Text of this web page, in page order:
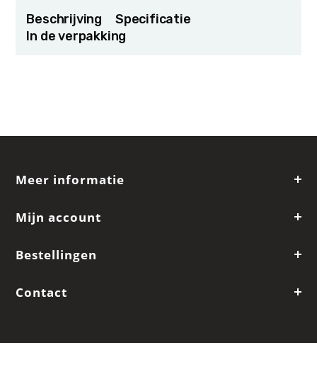
Beschrijving
Specificatie
In de verpakking
Meer informatie
Mijn account
Bestellingen
Contact